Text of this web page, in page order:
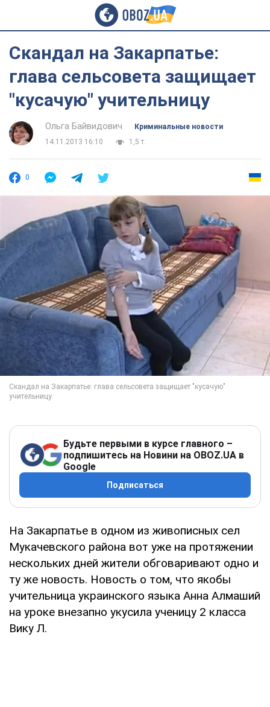
Скандал на Закарпатье:
глава сельсовета защищает
"кусачую" учительницу
Ольга Байвидович
Криминальные новости
14.11.2013 16:10
1,5 т.
0
Будьте первыми в курсе главного –
подпишитесь на Новини на OBOZ.UA в
Google
Подписаться
На Закарпатье в одном из живописных сел
Мукачевского района вот уже на протяжении
нескольких дней жители обговаривают одно и
ту же новость. Новость о том, что якобы
учительница украинского языка Анна Алмаший
на уроке внезапно укусила ученицу 2 класса
Вику Л.